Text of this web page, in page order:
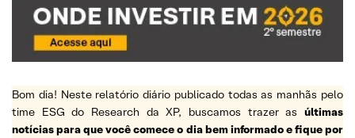
Bom dia! Neste relatório diário publicado todas as manhãs pelo
time ESG do Research da XP, buscamos trazer as últimas
notícias para que você comece o dia bem informado e fique por